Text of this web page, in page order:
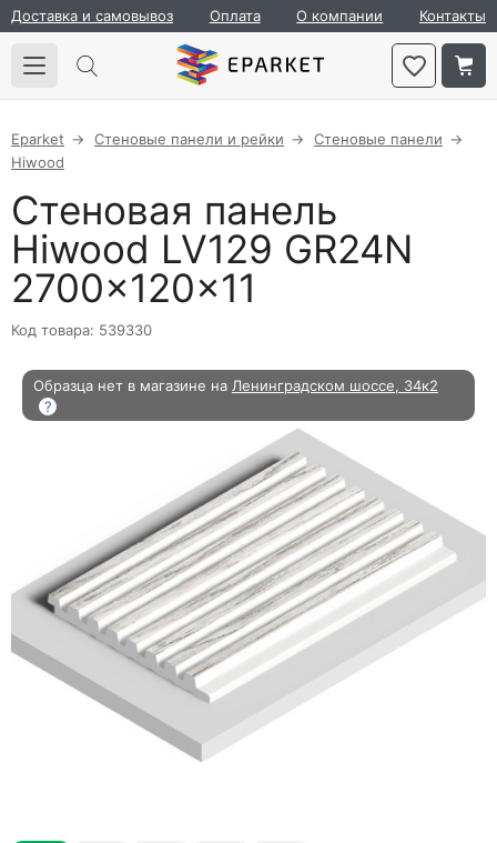
Доставка и самовывоз Оплата О компании Контакты
Eparket Стеновые панели и рейки
Стеновые панели
Hiwood
Стеновая панель
Hiwood LV129 GR24N
2700×120×11
Код товара: 539330
Образца нет в магазине на Ленинградском шоссе, 34к2
?